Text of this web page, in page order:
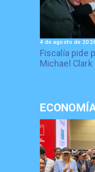
Fiscalía pide
Michael
4 de agosto de